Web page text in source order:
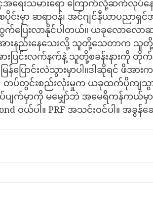
ေးသမားရော ကြောက်လို့ဆက်လုပ်နေသူ
မှာ ဆရာဝန်၊ အင်ဂျင်နီယာပညာရှင်
ထွက်ပြေးလာနိုင်ပါတယ်။ ယခုလောလေ
ားနည်းနေသေးလို့ သူတို့သေတာက သူတို့
းပြင်းလက်နက်နဲ့ သူတို့စခန်းနားကို တို
ောင်းလဲသွားမှာပါ။ဒါဆိုရင် ဖိအားက
င် တပ်တွင်းစည်းလုံးမှုက ယခုထက်ပိုကျသွာ
မှာကို မမျှော်ဘဲ အမေရိကန်ကယ်မှာ
ဝယ်ပါ။ PRF အသင်းဝင်ပါ။ အခွန်ဆ